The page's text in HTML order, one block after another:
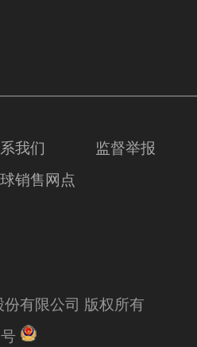
我们
监督举报
销售网点
有限公司 版权所有